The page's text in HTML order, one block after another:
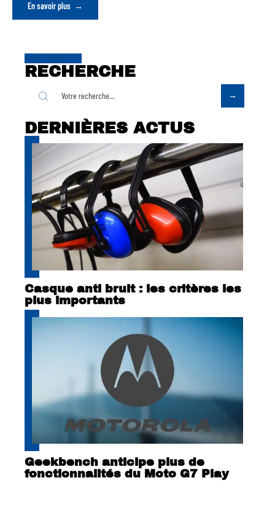
En savoir plus
RECHERCHE
DERNIÈRES ACTUS
Casque anti bruit : les critères les
plus importants
Geekbench anticipe plus de
fonctionnalités du Moto G7 Play